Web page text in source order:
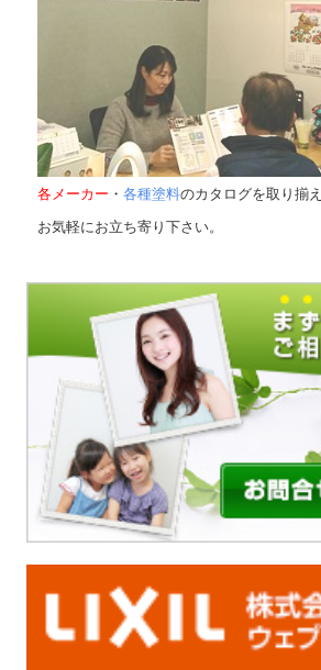
各メーカー ・各種塗料のカタログを取り揃
お気軽にお立ち寄り下さい。